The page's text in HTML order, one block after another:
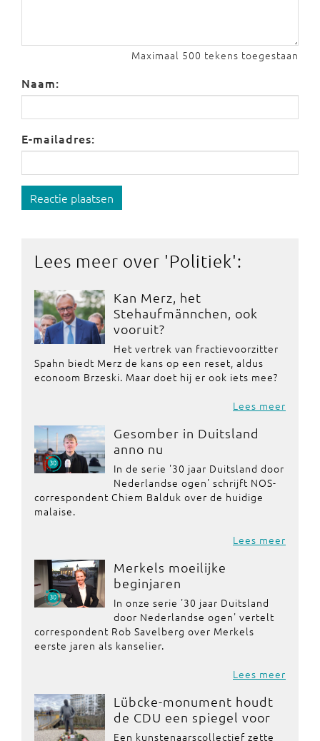
Maximaal 500 tekens toegestaan
Naam:
E-mailadres:
Reactie plaatsen
Lees meer over 'Politiek':
Kan Merz, het
Stehaufmännchen, ook
vooruit?
Het vertrek van fractievoorzitter
Spahn biedt Merz de kans op een reset, aldus
econoom Brzeski. Maar doet hij er ook iets mee?
Lees meer
Gesomber in Duitsland
anno nu
In de serie '30 jaar Duitsland door
Nederlandse ogen' schrijft NOS-
correspondent Chiem Balduk over de huidige
malaise.
Lees meer
Merkels moeilijke
beginjaren
In onze serie '30 jaar Duitsland
door Nederlandse ogen' vertelt
correspondent Rob Savelberg over Merkels
eerste jaren als kanselier.
Lees meer
Lübcke-monument houdt
de CDU een spiegel voor
Een kunstenaarscollectief zette